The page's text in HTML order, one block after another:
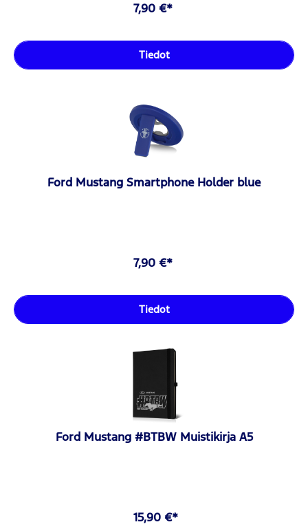
7,90 €*
Tiedot
Ford Mustang Smartphone Holder blue
7,90 €*
Tiedot
Ford Mustang #BTBW Muistikirja A5
15,90 €*